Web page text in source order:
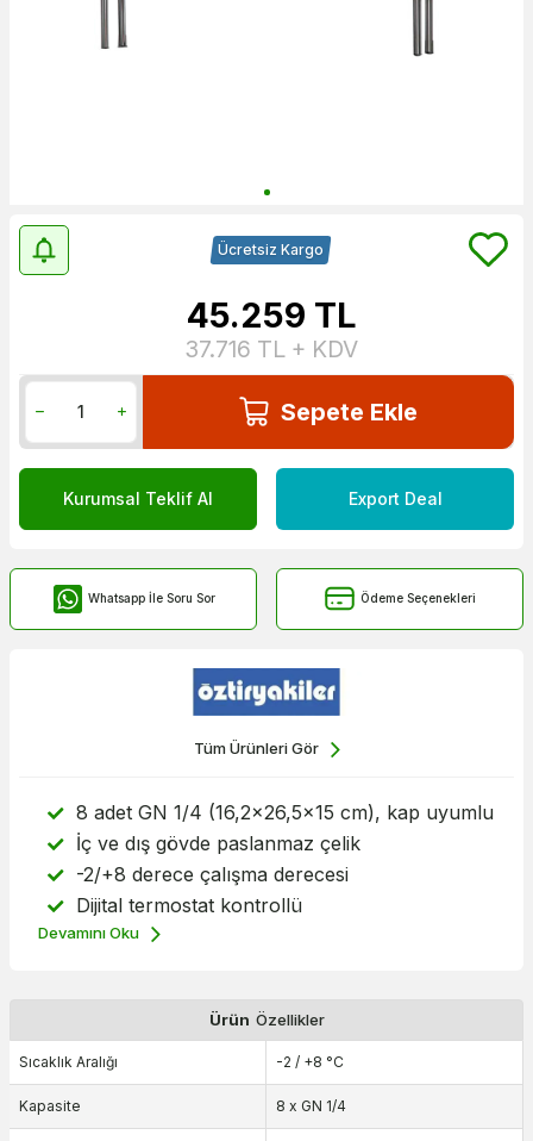
Ücretsiz Kargo
45.259 TL
37.716 TL + KDV
Sepete Ekle
Kurumsal Teklif Al Export Deal
Whatsapp İle Soru Sor Ödeme Seçenekleri
Tüm Ürünleri Gör
8 adet GN 1/4 (16,2x26,5x15 cm), kap uyumlu
İç ve dış gövde paslanmaz çelik
-2/+8 derece çalışma derecesi
Dijital termostat kontrollü
Devamını Oku
Ürün Özellikler
Sıcaklık Aralığı -2 / +8 °C
Kapasite 8 x GN 1/4